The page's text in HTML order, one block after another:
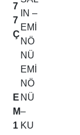
7
7
Ç
IN –
EMİ
NÖ
NÜ
E
M
1
EMİ
NÖ
NÜ
–
KU